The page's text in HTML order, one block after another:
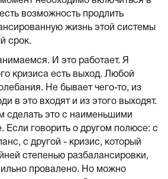
возможность продлить
жизнь этой системы
срок.
И это работает. Я
кризиса есть выход. Любой
Не бывает чего-то, из
в это входят и из этого выходят.
сделать это с наименьшими
Если говорить о другом полюсе: с
с другой - кризис, который
степенью разбалансировки,
провалено. Но можно